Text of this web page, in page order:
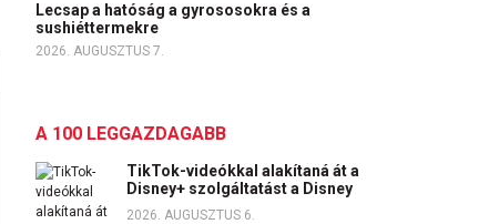
Lecsap a hatóság a gyrososokra és a
sushiéttermekre
2026. AUGUSZTUS 7.
A 100 LEGGAZDAGABB
TikTok-videókkal alakítaná át a
Disney+ szolgáltatást a Disney
2026. AUGUSZTUS 6.